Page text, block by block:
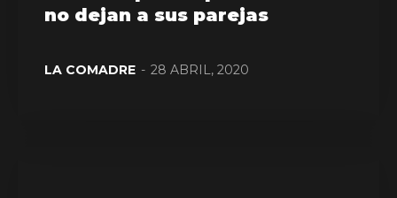
no dejan a sus parejas
LA COMADRE - 28 ABRIL, 2020